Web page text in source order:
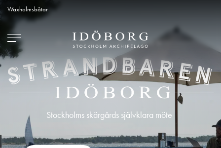
Waxholmsbåtar
RISTORANTE E BAR
Stockholms sk